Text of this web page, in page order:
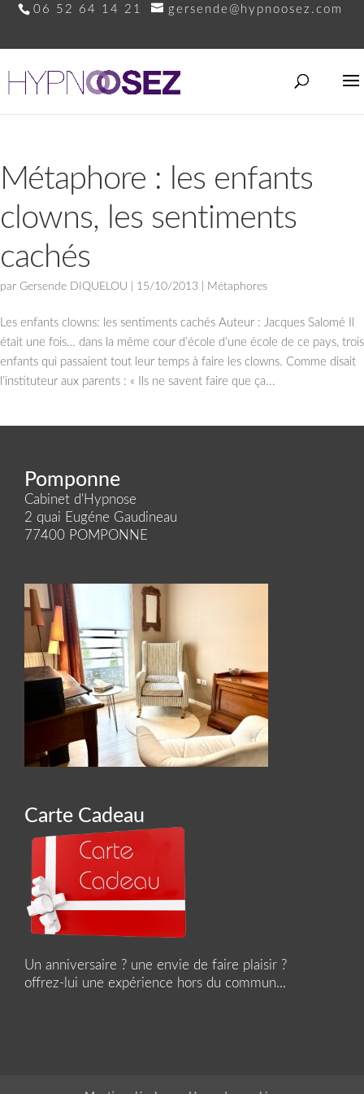
06 52 64 14 21 gersende@hypnoosez.com
Métaphore : les enfants
clowns, les sentiments
cachés
par Gersende DIQUELOU 15/10/2013 Métaphores
Les enfants clowns: les sentiments cachés Auteur : Jacques Salomé Il
était une fois… dans la même cour d’école d’une école de ce pays, trois
enfants qui passaient tout leur temps à faire les clowns. Comme disait
l’instituteur aux parents : « Ils ne savent faire que ça...
Pomponne
Cabinet d'Hypnose
2 quai Eugéne Gaudineau
77400 POMPONNE
Carte Cadeau
Un anniversaire ? une envie de faire plaisir ?
offrez-lui une expérience hors du commun...